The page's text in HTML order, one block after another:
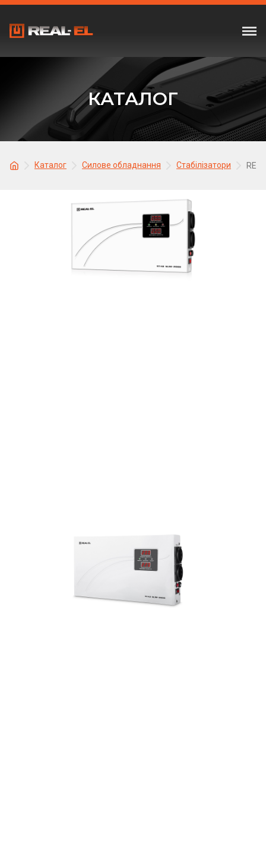
КАТАЛОГ
Каталог Силове обладнання Стабілізатори